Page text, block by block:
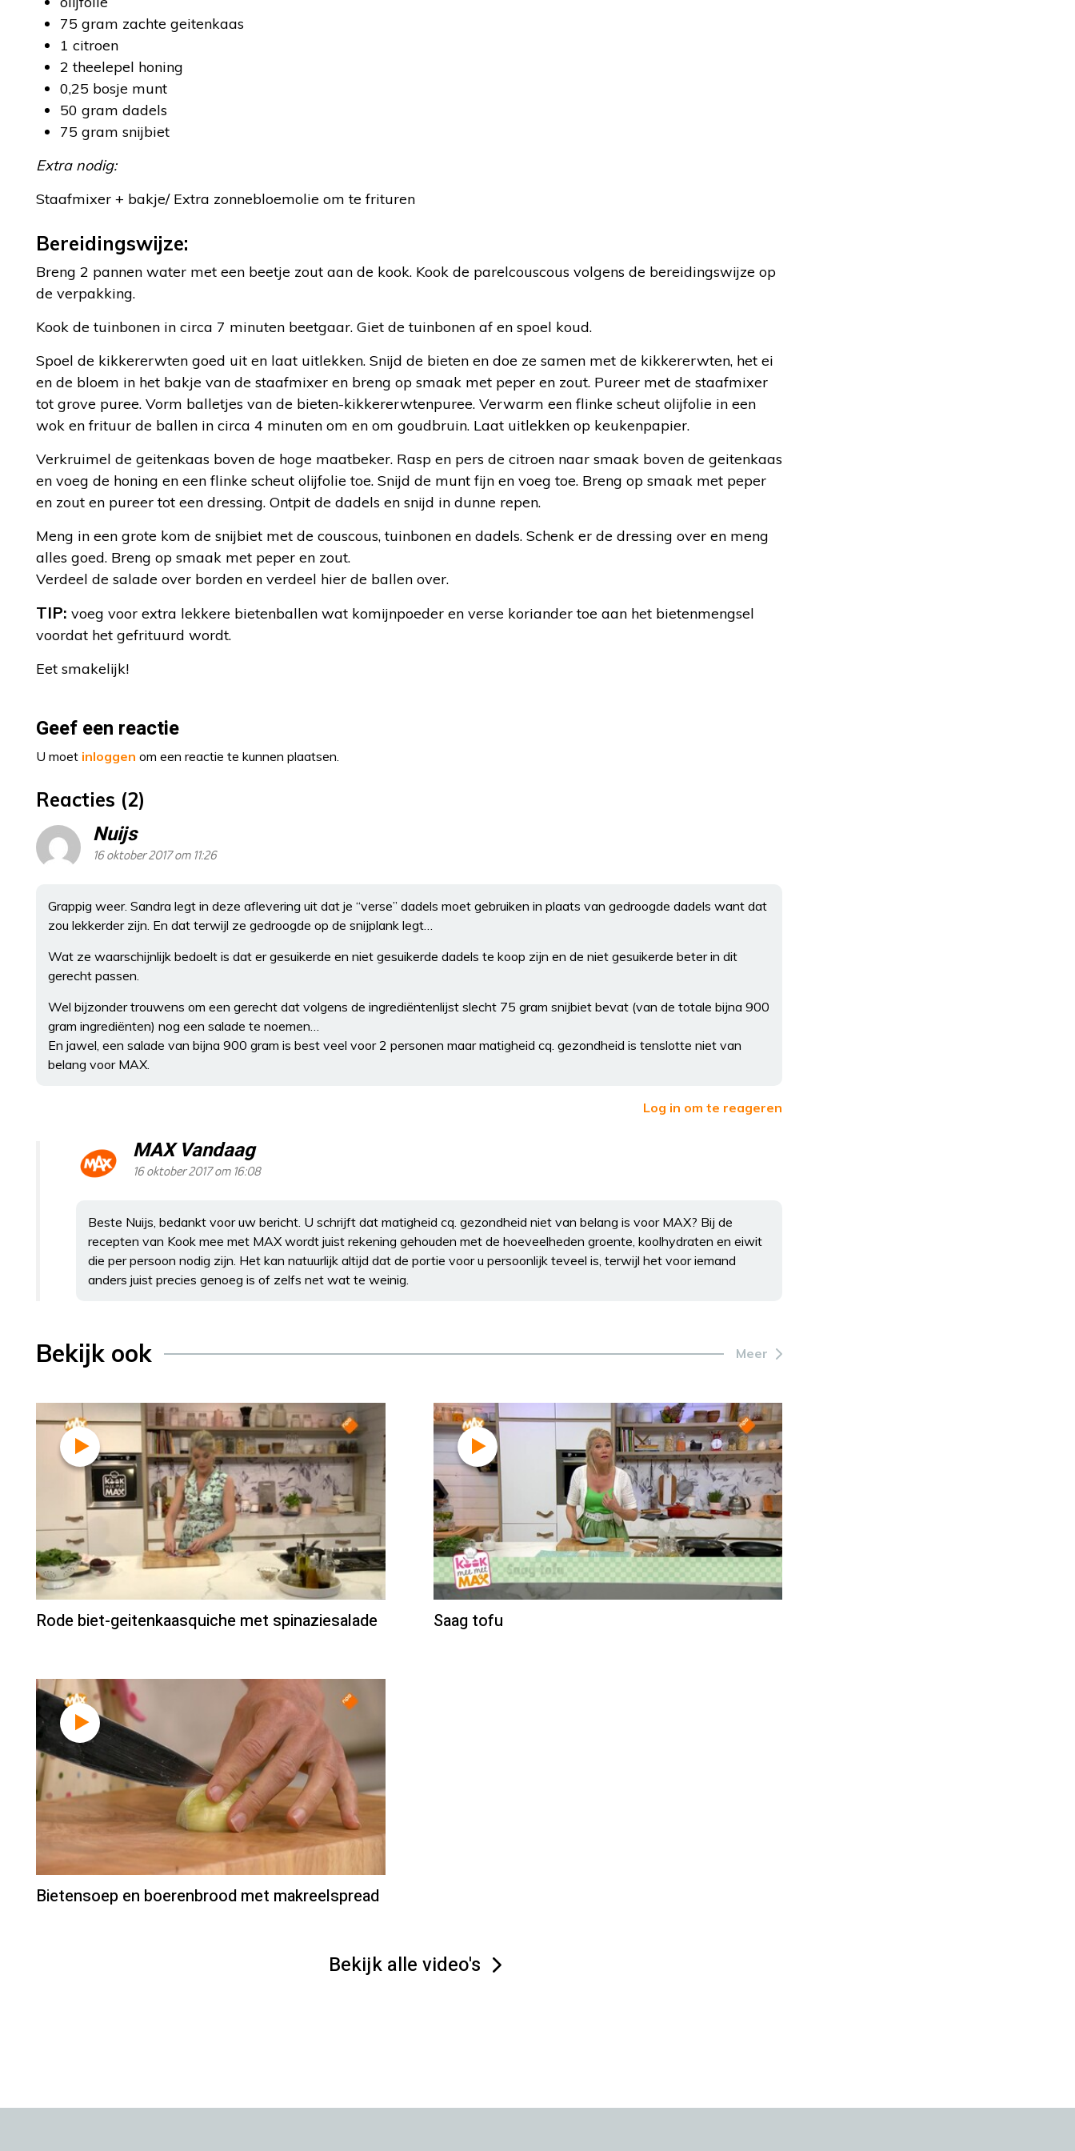
75 gram zachte geitenkaas
1 citroen
2 theelepel honing
0,25 bosje munt
50 gram dadels
75 gram snijbiet
Extra nodig:
Staafmixer + bakje/ Extra zonnebloemolie om te frituren
Bereidingswijze:
Breng 2 pannen water met een beetje zout aan de kook. Kook de parelcouscous volgens de bereidingswijze op
de verpakking.
Kook de tuinbonen in circa 7 minuten beetgaar. Giet de tuinbonen af en spoel koud.
Spoel de kikkererwten goed uit en laat uitlekken. Snijd de bieten en doe ze samen met de kikkererwten, het ei
en de bloem in het bakje van de staafmixer en breng op smaak met peper en zout. Pureer met de staafmixer
tot grove puree. Vorm balletjes van de bieten-kikkererwtenpuree. Verwarm een flinke scheut olijfolie in een
wok en frituur de ballen in circa 4 minuten om en om goudbruin. Laat uitlekken op keukenpapier.
Verkruimel de geitenkaas boven de hoge maatbeker. Rasp en pers de citroen naar smaak boven de geitenkaas
en voeg de honing en een flinke scheut olijfolie toe. Snijd de munt fijn en voeg toe. Breng op smaak met peper
en zout en pureer tot een dressing. Ontpit de dadels en snijd in dunne repen.
Meng in een grote kom de snijbiet met de couscous, tuinbonen en dadels. Schenk er de dressing over en meng
alles goed. Breng op smaak met peper en zout.
Verdeel de salade over borden en verdeel hier de ballen over.
TIP: voeg voor extra lekkere bietenballen wat komijnpoeder en verse koriander toe aan het bietenmengsel
voordat het gefrituurd wordt.
Eet smakelijk!
Geef een reactie
U moet inloggen om een reactie te kunnen plaatsen.
Reacties (2)
Nuijs
16 oktober 2017 om 11:26
Grappig weer. Sandra legt in deze aflevering uit dat je “verse” dadels moet gebruiken in plaats van gedroogde dadels want dat
zou lekkerder zijn. En dat terwijl ze gedroogde op de snijplank legt…
Wat ze waarschijnlijk bedoelt is dat er gesuikerde en niet gesuikerde dadels te koop zijn en de niet gesuikerde beter in dit
gerecht passen.
Wel bijzonder trouwens om een gerecht dat volgens de ingrediëntenlijst slecht 75 gram snijbiet bevat (van de totale bijna 900
gram ingrediënten) nog een salade te noemen…
En jawel, een salade van bijna 900 gram is best veel voor 2 personen maar matigheid cq. gezondheid is tenslotte niet van
belang voor MAX.
Log in om te reageren
MAX Vandaag
16 oktober 2017 om 16:08
Beste Nuijs, bedankt voor uw bericht. U schrijft dat matigheid cq. gezondheid niet van belang is voor MAX? Bij de
recepten van Kook mee met MAX wordt juist rekening gehouden met de hoeveelheden groente, koolhydraten en eiwit
die per persoon nodig zijn. Het kan natuurlijk altijd dat de portie voor u persoonlijk teveel is, terwijl het voor iemand
anders juist precies genoeg is of zelfs net wat te weinig.
Bekijk ook Meer
Rode biet-geitenkaasquiche met spinaziesalade Saag tofu
Bietensoep en boerenbrood met makreelspread
Bekijk alle video's